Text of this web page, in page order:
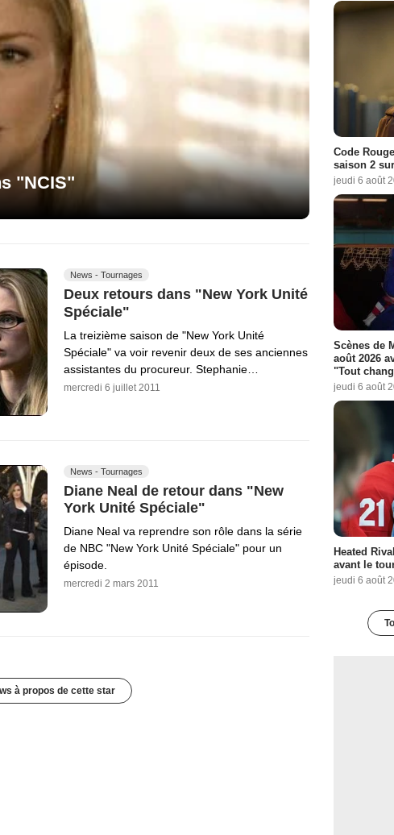
"NCIS"
News - Tournages
Deux retours dans "New York Unité
Spéciale"
La treizième saison de "New York Unité
Spéciale" va voir revenir deux de ses anciennes
assistantes du procureur. Stephanie…
mercredi 6 juillet 2011
News - Tournages
Diane Neal de retour dans "New
York Unité Spéciale"
Diane Neal va reprendre son rôle dans la série
de NBC "New York Unité Spéciale" pour un
épisode.
mercredi 2 mars 2011
à propos de cette star
Code
saison 2
jeudi 6 août
Scènes de
août 2026
"Tout
jeudi 6 août
Heated
avant le
jeudi 6 août